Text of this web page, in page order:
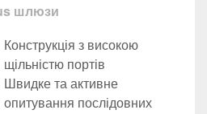
шлюзи
Конструкція з високою
щільністю портів
Швидке та активне
опитування послідовних